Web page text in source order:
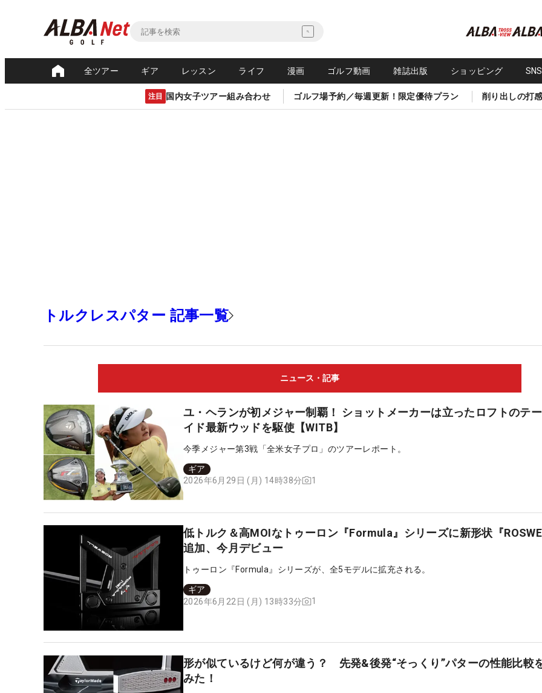
全ツアー ギア レッスン ライフ 漫画 ゴルフ動画 雑誌出版 ショッピング
注目 国内女子ツアー組み合わせ ゴルフ場予約／毎週更新！限定優待プラン 削り出しの打
トルクレスパター 記事一覧
ニュース・記事
ユ・ヘランが初メジャー制覇！ ショットメーカーは立ったロフトのテ
イド最新ウッドを駆使【WITB】
今季メジャー第3戦「全米女子プロ」のツアーレポート。
ギア
2026年6月29日 (月) 14時38分
1
低トルク＆高MOIなトゥーロン『Formula』シリーズに新形状『
追加、今月デビュー
トゥーロン『Formula』シリーズが、全5モデルに拡充される。
ギア
2026年6月22日 (月) 13時33分
1
形が似ているけど何が違う？ 先発&後発“そっくり”パターの性能比較
みた！